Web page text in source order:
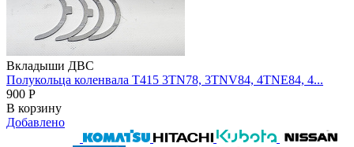
Вкладыши ДВС
Полукольца коленвала T415 3TN78, 3TNV84, 4TNE84, 4...
900 Р
В корзину
Добавлено